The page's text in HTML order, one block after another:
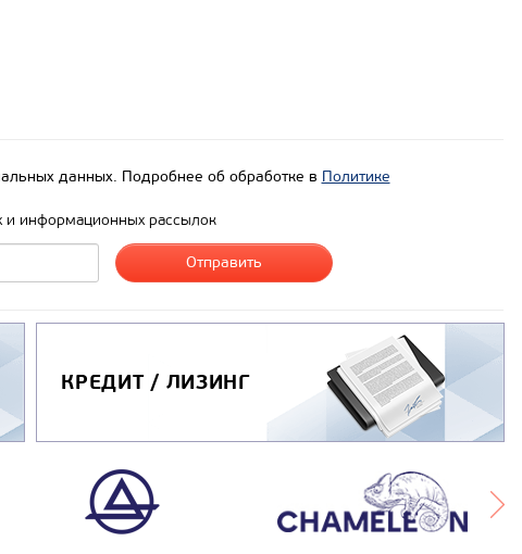
данных. Подробнее об обработке в Политике
информационных рассылок
КРЕДИТ / ЛИЗИНГ